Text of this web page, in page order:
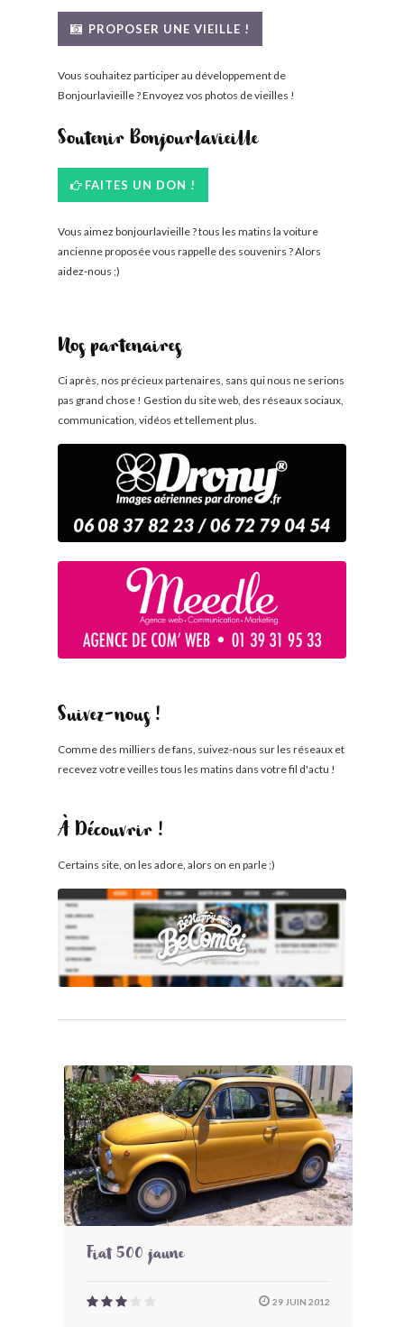
PROPOSER UNE VIEILLE !
Vous souhaitez participer au développement de
Bonjourlavieille ? Envoyez vos photos de vieilles !
Soutenir Bonjourlavieille
FAITES UN DON !
Vous aimez bonjourlavieille ? tous les matins la voiture
ancienne proposée vous rappelle des souvenirs ? Alors
aidez-nous ;)
Nos partenaires
Ci après, nos précieux partenaires, sans qui nous ne serions
pas grand chose ! Gestion du site web, des réseaux sociaux,
communication, vidéos et tellement plus.
Suivez-nous !
Comme des milliers de fans, suivez-nous sur les réseaux et
recevez votre veilles tous les matins dans votre fil d'actu !
À Découvrir !
Certains site, on les adore, alors on en parle ;)
Fiat 500 jaune
29 JUIN 2012